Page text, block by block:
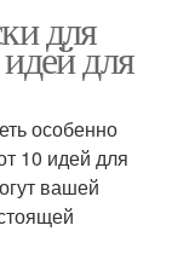
для
для
особенно
10 идей для
вашей